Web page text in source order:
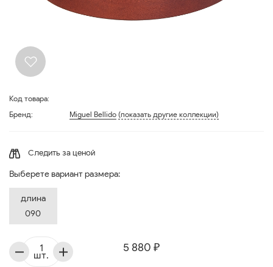
Код товара:
Бренд:
Miguel Bellido (показать другие коллекции)
Следить за ценой
Выберете вариант размера:
длина
090
5 880 ₽
шт.